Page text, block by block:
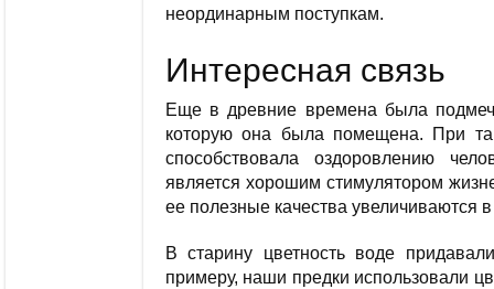
неординарным поступкам.
Интересная связь
Еще в древние времена была
которую она была помещена. При
способствовала оздоровлению
является хорошим стимулятором
ее полезные качества увеличиваются в
В старину цветность воде
примеру, наши предки использовали